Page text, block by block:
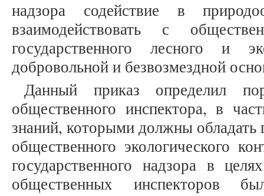
надзора содействие в
взаимодействовать с
государственного лесного и
добровольной и безвозмездной
Данный приказ определил
общественного инспектора, в
знаний, которыми должны обладать
общественного экологического
государственного надзора в
общественных инспекторов